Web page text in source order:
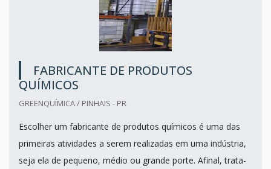
FABRICANTE DE PRODUTOS
QUÍMICOS
GREENQUÍMICA / PINHAIS - PR
Escolher um fabricante de produtos químicos é uma das
primeiras atividades a serem realizadas em uma indústria,
seja ela de pequeno, médio ou grande porte. Afinal, trata-